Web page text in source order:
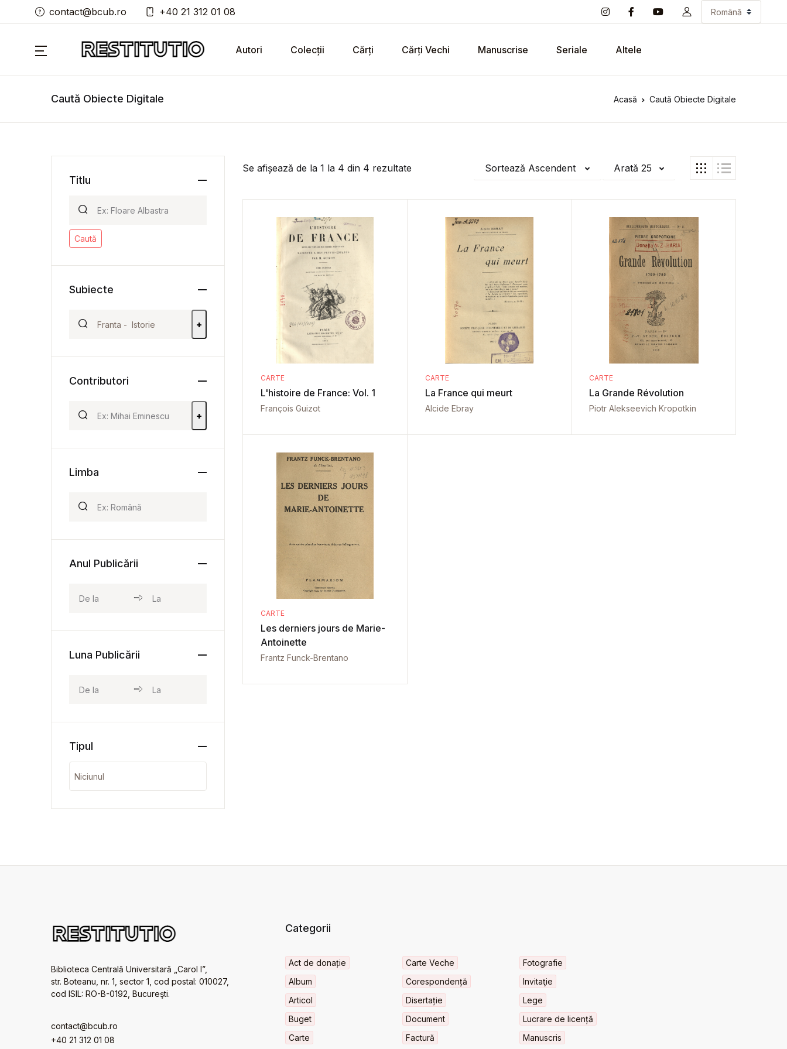
contact@bcub.ro +40 21 312 01 08
Autori Colecții Cărți Cărți Vechi Manuscrise Seriale Altele
Caută Obiecte Digitale Acasă Caută Obiecte Digitale
Se afișează de la 1 la 4 din 4 rezultate Sortează Ascendent Arată 25
CARTE
L'histoire de France: Vol. 1
François Guizot
CARTE
La France qui meurt
Alcide Ebray
CARTE
La Grande Révolution
Piotr Alekseevich Kropotkin
CARTE
Les derniers jours de Marie-
Antoinette
Frantz Funck-Brentano
Titlu
Caută
Subiecte
+
Contributori
+
Limba
Anul Publicării
Luna Publicării
Tipul
Biblioteca Centrală Universitară „Carol I”,
str. Boteanu, nr. 1, sector 1, cod postal: 010027,
cod ISIL: RO-B-0192, Bucureşti.
contact@bcub.ro
+40 21 312 01 08
Categorii
Act de donație
Album
Articol
Buget
Carte
Carte Veche
Corespondență
Disertație
Document
Factură
Fotografie
Invitaţie
Lege
Lucrare de licență
Manuscris